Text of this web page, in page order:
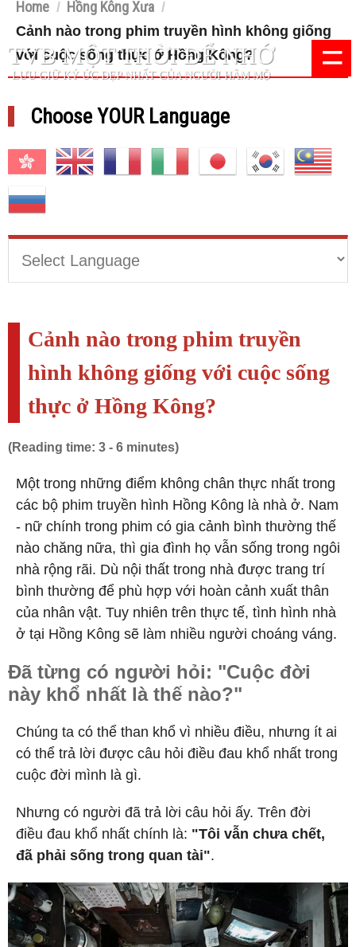
TVB MỘT THỜI ĐỂ NHỚ
LƯU GIỮ KÝ ỨC ĐẸP NHẤT CỦA NGƯỜI HÂM MỘ =
Home / Hồng Kông Xưa /
Cảnh nào trong phim truyền hình không giống
với cuộc sống thực ở Hồng Kông?
Choose YOUR Language
Cảnh nào trong phim truyền
hình không giống với cuộc sống
thực ở Hồng Kông?
(Reading time: 3 - 6 minutes)
Một trong những điểm không chân thực nhất trong
các bộ phim truyền hình Hồng Kông là nhà ở. Nam
- nữ chính trong phim có gia cảnh bình thường thế
nào chăng nữa, thì gia đình họ vẫn sống trong ngôi
nhà rộng rãi. Dù nội thất trong nhà được trang trí
bình thường để phù hợp với hoàn cảnh xuất thân
của nhân vật. Tuy nhiên trên thực tế, tình hình nhà
ở tại Hồng Kông sẽ làm nhiều người choáng váng.
Đã từng có người hỏi: "Cuộc đời
này khổ nhất là thế nào?"
Chúng ta có thể than khổ vì nhiều điều, nhưng ít ai
có thể trả lời được câu hỏi điều đau khổ nhất trong
cuộc đời mình là gì.
Nhưng có người đã trả lời câu hỏi ấy. Trên đời
điều đau khổ nhất chính là: "Tôi vẫn chưa chết,
đã phải sống trong quan tài".